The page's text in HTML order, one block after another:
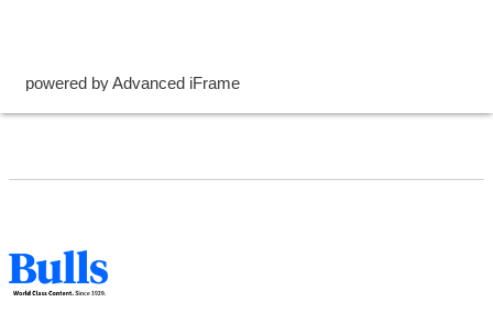
powered by Advanced iFrame